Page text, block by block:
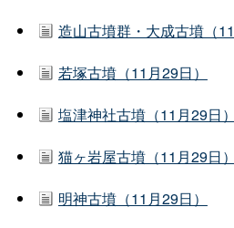
造山古墳群・大成古墳（11
若塚古墳（11月29日）
塩津神社古墳（11月29日）
猫ヶ岩屋古墳（11月29日）
明神古墳（11月29日）